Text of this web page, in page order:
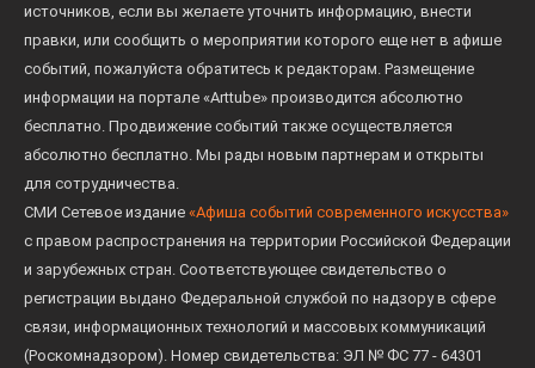
источников, если вы желаете уточнить информацию, внести
правки, или сообщить о мероприятии которого еще нет в афише
событий, пожалуйста обратитесь к редакторам. Размещение
информации на портале «Arttube» производится абсолютно
бесплатно. Продвижение событий также осуществляется
абсолютно бесплатно. Мы рады новым партнерам и открыты
для сотрудничества.
СМИ Сетевое издание «Афиша событий современного искусства»
с правом распространения на территории Российской Федерации
и зарубежных стран. Соответствующее свидетельство о
регистрации выдано Федеральной службой по надзору в сфере
связи, информационных технологий и массовых коммуникаций
(Роскомнадзором). Номер свидетельства: ЭЛ № ФС 77 - 64301